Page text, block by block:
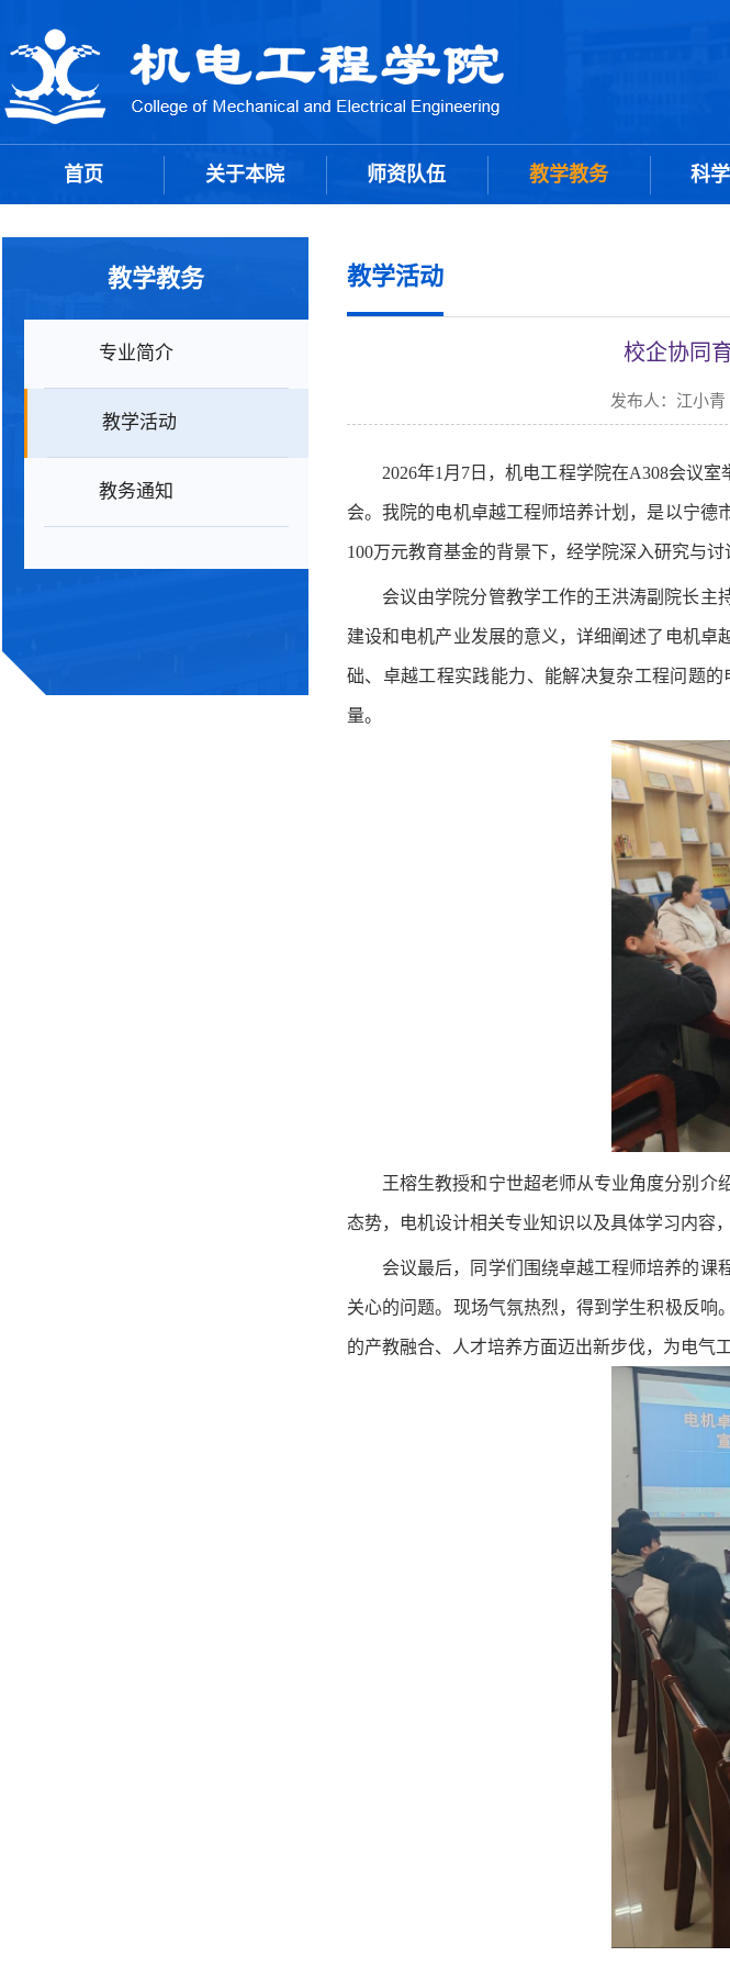
首页 关于本院 师资队伍 教学教务 科
教学教务
专业简介
教学活动
教务通知
教学活动
校企协同
发布人：江小
2026年1月7日，机电工程学院在A308会议
会。我院的电机卓越工程师培养计划，是以宁德
100万元教育基金的背景下，经学院深入研究与讨
会议由学院分管教学工作的王洪涛副院长主
建设和电机产业发展的意义，详细阐述了电机
础、卓越工程实践能力、能解决复杂工程问题
量。
王榕生教授和宁世超老师从专业角度分别介
态势，电机设计相关专业知识以及具体学习内容
会议最后，同学们围绕卓越工程师培养的课
关心的问题。现场气氛热烈，得到学生积极反
的产教融合、人才培养方面迈出新步伐，为电气